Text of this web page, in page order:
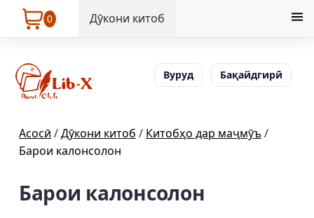
0 Дӯкони китоб
Вуруд Бақайдгирӣ
Асосӣ /Дӯкони китоб / Китобҳо дар маҷмӯъ/
Барои калонсолон
Барои калонсолон